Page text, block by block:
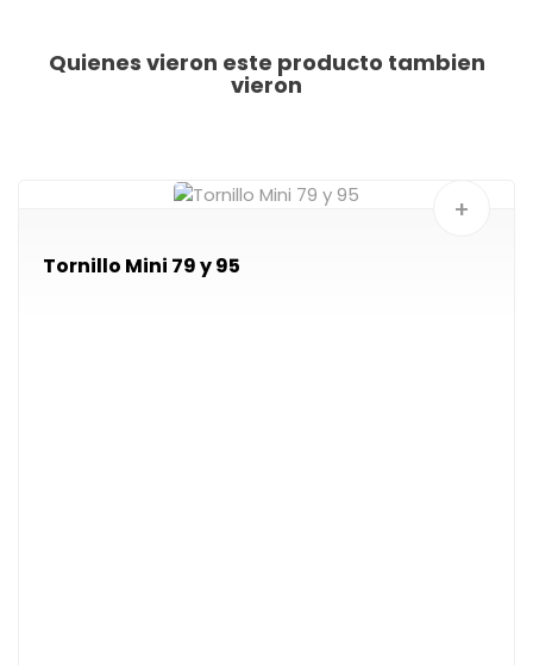
Quienes vieron este producto tambien
vieron
+
Tornillo Mini 79 y 95